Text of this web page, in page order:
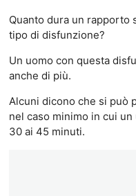
Quanto dura un rapporto
tipo di disfunzione?
Un uomo con questa
anche di più.
Alcuni dicono che si può
nel caso minimo in cui
30 ai 45 minuti.